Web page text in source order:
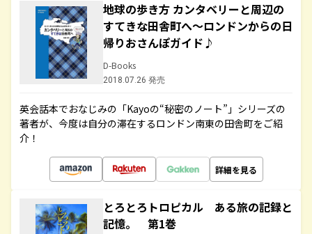
地球の歩き方 カンタベリーと周辺の
すてきな田舎町へ～ロンドンからの日
帰りおさんぽガイド♪
D-Books
2018.07.26 発売
英会話本でおなじみの「Kayoの“秘密のノート”」シリーズの
著者が、今度は自分の滞在するロンドン南東の田舎町をご紹
介！
詳細を見る
とろとろトロピカル ある旅の記録と
記憶。 第1巻